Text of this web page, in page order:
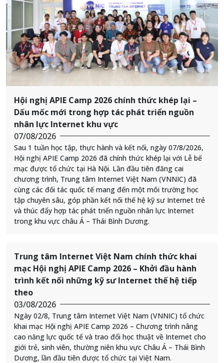
Trung tâm Internet Việt Nam chính thức khai
mạc Hội nghị APIE Camp 2026 – Khởi đầu hành
trình kết nối những kỹ sư Internet thế hệ tiếp
theo
03/08/2026
Ngày 02/8, Trung tâm Internet Việt Nam (VNNIC) tổ chức
khai mạc Hội nghị APIE Camp 2026 – Chương trình nâng
cao năng lực quốc tế và trao đổi học thuật về Internet cho
giới trẻ, sinh viên, thường niên khu vực Châu Á – Thái Bình
Dương, lần đầu tiên được tổ chức tại Việt Nam.
Hội nghị APIE Camp 2026 chính thức khép lại –
Dấu mốc mới trong hợp tác phát triển nguồn
nhân lực Internet khu vực
07/08/2026
Sau 1 tuần học tập, thực hành và kết nối, ngày 07/8/2026,
Hội nghị APIE Camp 2026 đã chính thức khép lại với Lễ bế
mạc được tổ chức tại Hà Nội. Lần đầu tiên đăng cai
chương trình, Trung tâm Internet Việt Nam (VNNIC) đã
cùng các đối tác quốc tế mang đến một môi trường học
tập chuyên sâu, góp phần kết nối thế hệ kỹ sư Internet trẻ
và thúc đẩy hợp tác phát triển nguồn nhân lực Internet
trong khu vực châu Á – Thái Bình Dương.